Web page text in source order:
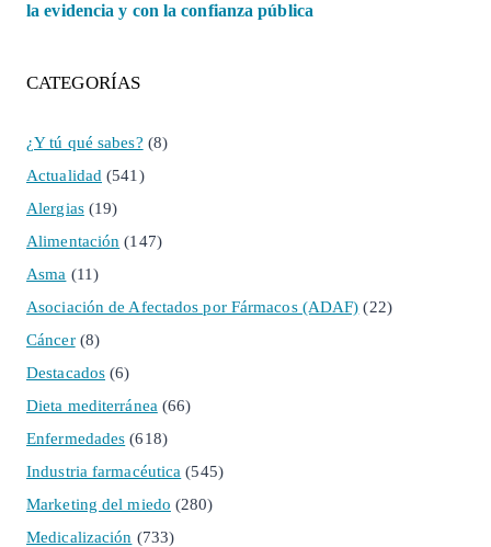
la evidencia y con la confianza pública
CATEGORÍAS
¿Y tú qué sabes? (8)
Actualidad (541)
Alergias(19)
Alimentación (147)
Asma (11)
Asociación de Afectados por Fármacos (ADAF) (22)
Cáncer(8)
Destacados (6)
Dieta mediterránea (66)
Enfermedades (618)
Industria farmacéutica (545)
Marketing del miedo (280)
Medicalización (733)